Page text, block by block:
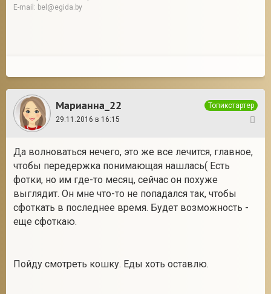
E-mail: bel@egida.by
Марианна_22
Топикстартер
29.11.2016 в 16:15
Да волноваться нечего, это же все лечится, главное,
чтобы передержка понимающая нашлась( Есть
фотки, но им где-то месяц, сейчас он похуже
выглядит. Он мне что-то не попадался так, чтобы
сфоткать в последнее время. Будет возможность -
еще сфоткаю.
Пойду смотреть кошку. Еды хоть оставлю.